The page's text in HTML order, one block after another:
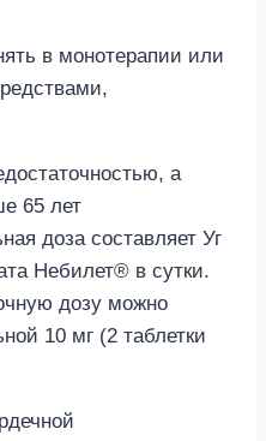
в монотерапии или
а
65 лет
доза составляет Уг
Небилет® в сутки.
дозу можно
10 мг (2 таблетки